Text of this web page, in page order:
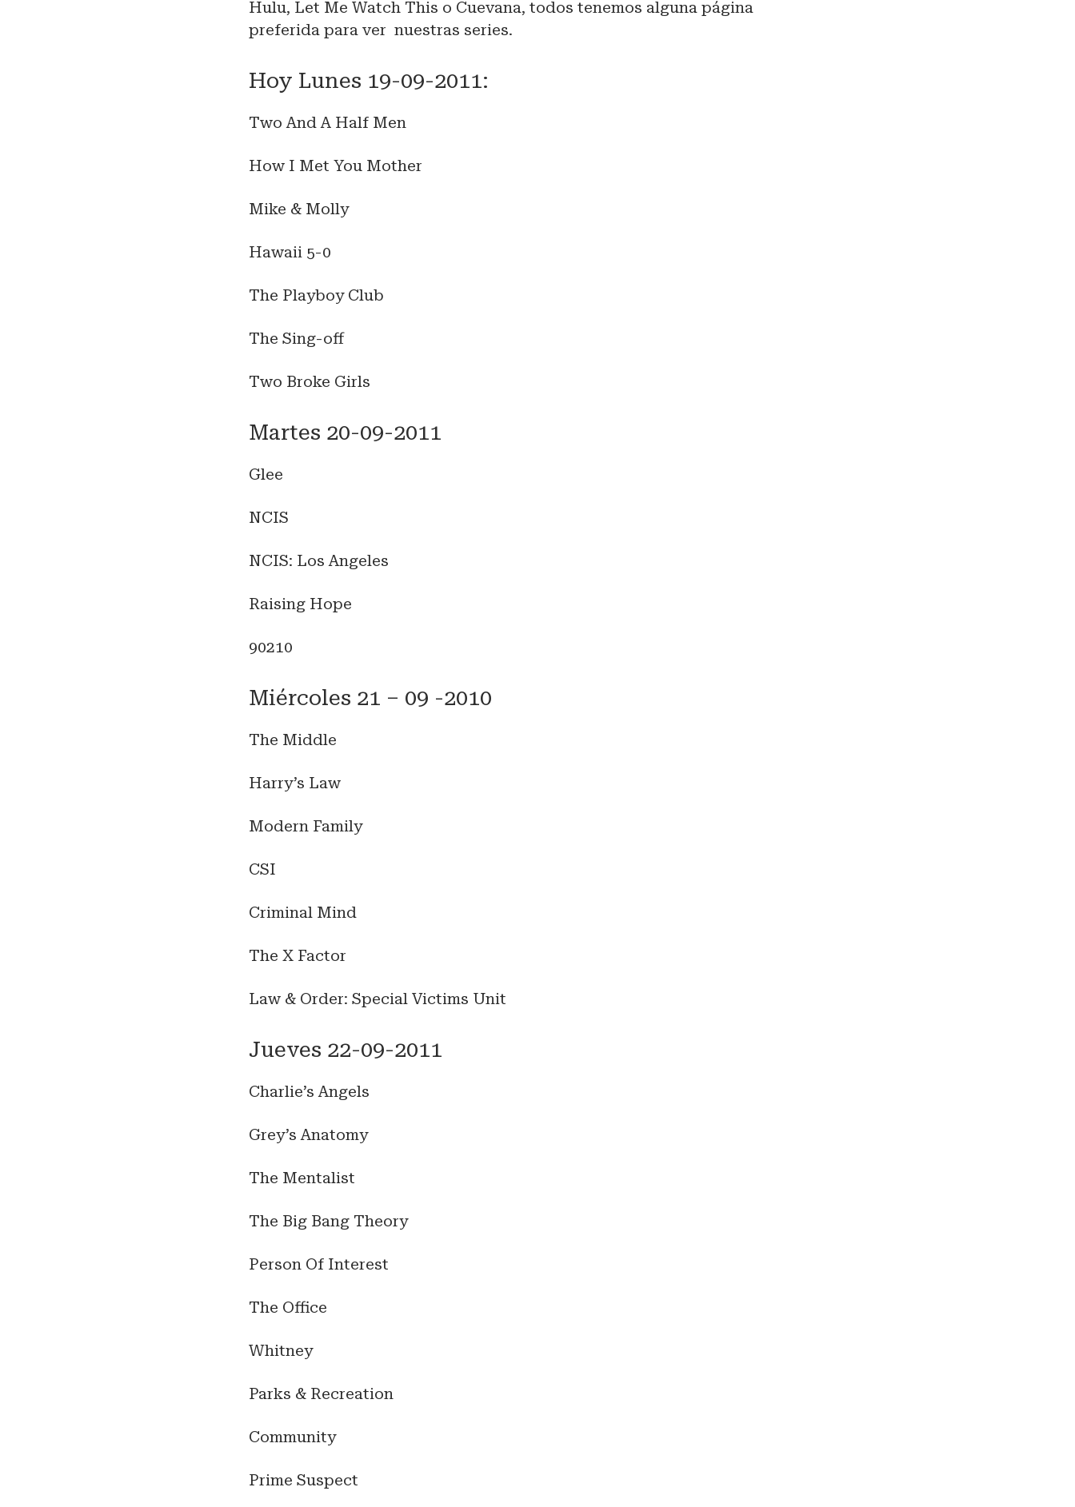
Hulu, Let Me Watch This o Cuevana, todos tenemos alguna página
preferida para ver nuestras series.
Hoy Lunes 19-09-2011:
Two And A Half Men
How I Met You Mother
Mike & Molly
Hawaii 5-0
The Playboy Club
The Sing-off
Two Broke Girls
Martes 20-09-2011
Glee
NCIS
NCIS: Los Angeles
Raising Hope
90210
Miércoles 21 – 09 -2010
The Middle
Harry’s Law
Modern Family
CSI
Criminal Mind
The X Factor
Law & Order: Special Victims Unit
Jueves 22-09-2011
Charlie’s Angels
Grey’s Anatomy
The Mentalist
The Big Bang Theory
Person Of Interest
The Office
Whitney
Parks & Recreation
Community
Prime Suspect